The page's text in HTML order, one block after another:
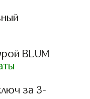
BLUM
за 3-